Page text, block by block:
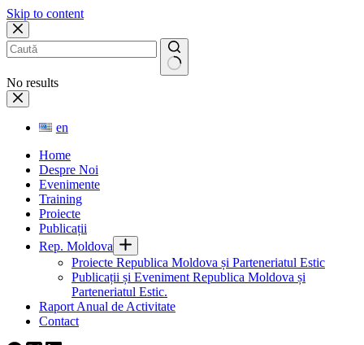
Skip to content
No results
en
Home
Despre Noi
Evenimente
Training
Proiecte
Publicații
Rep. Moldova
Proiecte Republica Moldova și Parteneriatul Estic
Publicații și Eveniment Republica Moldova și
Parteneriatul Estic.
Raport Anual de Activitate
Contact